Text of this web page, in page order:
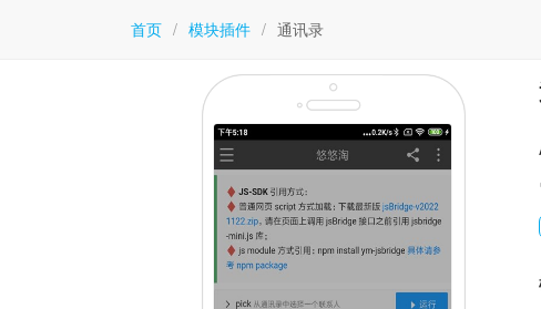
首页 / 模块插件 / 通讯录